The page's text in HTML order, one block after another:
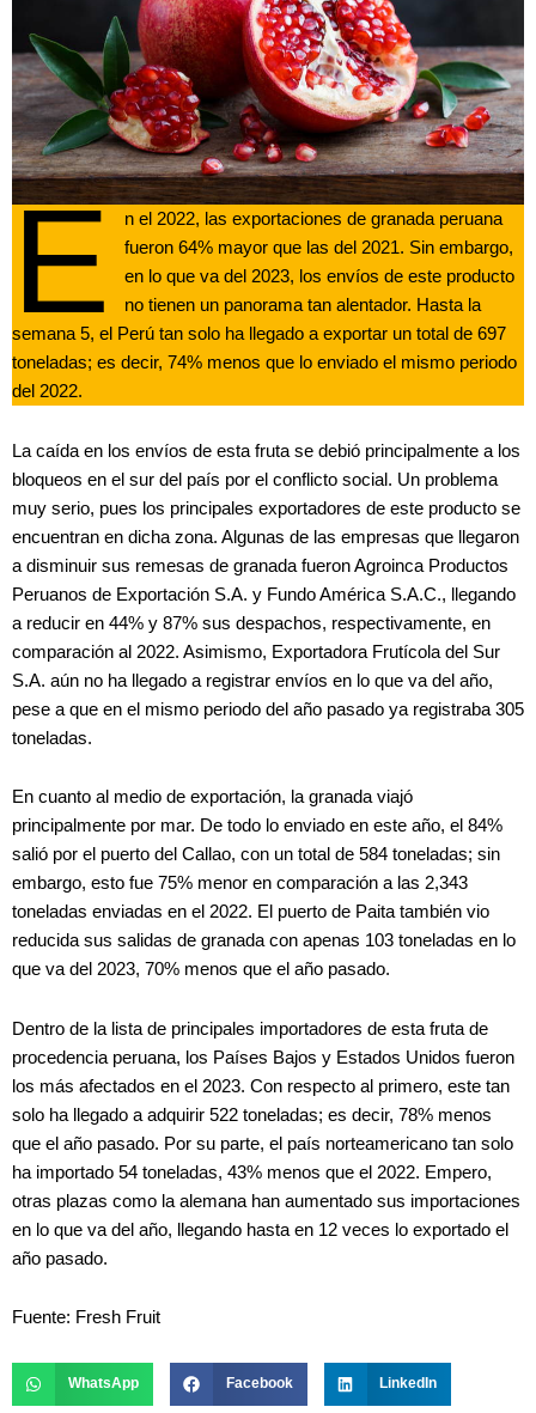
E
n el 2022, las exportaciones de granada peruana
fueron 64% mayor que las del 2021. Sin embargo,
en lo que va del 2023, los envíos de este producto
no tienen un panorama tan alentador. Hasta la
semana 5, el Perú tan solo ha llegado a exportar un total de 697
toneladas; es decir, 74% menos que lo enviado el mismo periodo
del 2022.
La caída en los envíos de esta fruta se debió principalmente a los
bloqueos en el sur del país por el conflicto social. Un problema
muy serio, pues los principales exportadores de este producto se
encuentran en dicha zona. Algunas de las empresas que llegaron
a disminuir sus remesas de granada fueron Agroinca Productos
Peruanos de Exportación S.A. y Fundo América S.A.C., llegando
a reducir en 44% y 87% sus despachos, respectivamente, en
comparación al 2022. Asimismo, Exportadora Frutícola del Sur
S.A. aún no ha llegado a registrar envíos en lo que va del año,
pese a que en el mismo periodo del año pasado ya registraba 305
toneladas.
En cuanto al medio de exportación, la granada viajó
principalmente por mar. De todo lo enviado en este año, el 84%
salió por el puerto del Callao, con un total de 584 toneladas; sin
embargo, esto fue 75% menor en comparación a las 2,343
toneladas enviadas en el 2022. El puerto de Paita también vio
reducida sus salidas de granada con apenas 103 toneladas en lo
que va del 2023, 70% menos que el año pasado.
Dentro de la lista de principales importadores de esta fruta de
procedencia peruana, los Países Bajos y Estados Unidos fueron
los más afectados en el 2023. Con respecto al primero, este tan
solo ha llegado a adquirir 522 toneladas; es decir, 78% menos
que el año pasado. Por su parte, el país norteamericano tan solo
ha importado 54 toneladas, 43% menos que el 2022. Empero,
otras plazas como la alemana han aumentado sus importaciones
en lo que va del año, llegando hasta en 12 veces lo exportado el
año pasado.
Fuente: Fresh Fruit
WhatsApp Facebook LinkedIn